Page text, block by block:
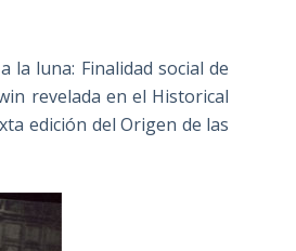
la luna: Finalidad social de
revelada en el Historical
edición del Origen de las